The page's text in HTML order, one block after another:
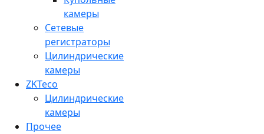
камеры
Сетевые
регистраторы
Цилиндрические
камеры
ZKTeco
Цилиндрические
камеры
Прочее